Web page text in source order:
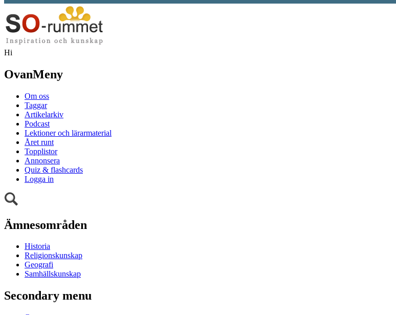
Hi
OvanMeny
Om oss
Taggar
Artikelarkiv
Podcast
Lektioner och lärarmaterial
Året runt
Topplistor
Annonsera
Quiz & flashcards
Logga in
Ämnesområden
Historia
Religionskunskap
Geografi
Samhällskunskap
Secondary menu